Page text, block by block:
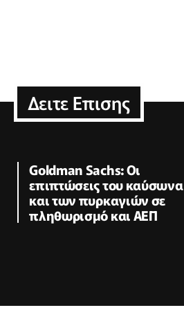
Δειτε Επισης
Goldman Sachs: Οι
επιπτώσεις του καύσωνα
και των πυρκαγιών σε
πληθωρισμό και ΑΕΠ